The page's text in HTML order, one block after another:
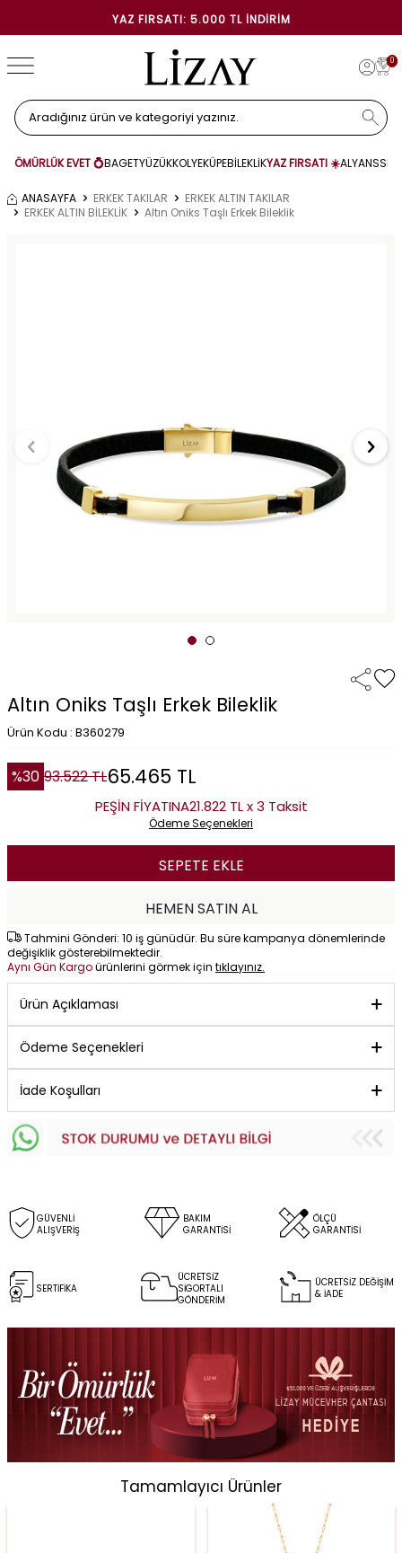
YAZ FIRSATI: 5.000 TL İNDIRIM
0
ÖMÜRLÜK EVET 💍BAGETYÜZÜKKOLYEKÜPEBİLEKLİKYAZ FIRSATI ☀️ALYANS
ANASAYFA ERKEK TAKILAR
ERKEK ALTIN TAKILAR
ERKEK ALTIN BİLEKLİK
Altın Oniks Taşlı Erkek Bileklik
Altın Oniks Taşlı Erkek Bileklik
Ürün Kodu : B360279
%30 93.522TL65.465 TL
PEŞİN FİYATINA21.822 TL x 3 Taksit
Ödeme Seçenekleri
SEPETE EKLE
HEMEN SATIN AL
Tahmini Gönderi: 10 iş günüdür. Bu süre kampanya dönemlerinde
değişiklik gösterebilmektedir.
Aynı Gün Kargoürünlerini görmek için tıklayınız.
Ürün Açıklaması
Ödeme Seçenekleri
İade Koşulları
GÜVENLİ
ALIŞVERİŞ
BAKIM
GARANTİSİ
ÖLÇÜ
GARANTİSİ
SERTİFİKA
ÜCRETSİZ
SİGORTALI
GÖNDERİM
ÜCRETSİZ DEĞİŞİM
& İADE
Tamamlayıcı Ürünler